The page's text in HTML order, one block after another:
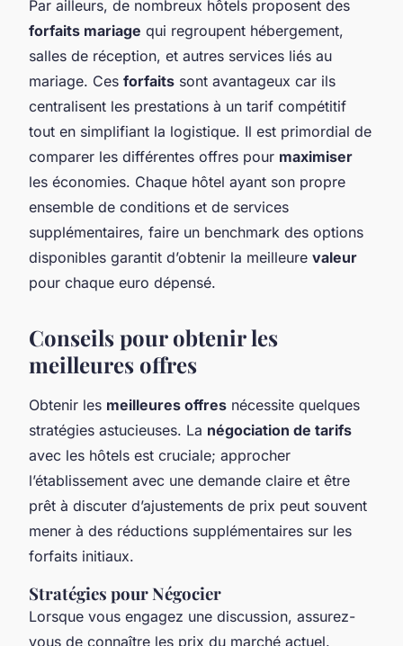
Par ailleurs, de nombreux hôtels proposent des
forfaits mariage qui regroupent hébergement,
salles de réception, et autres services liés au
mariage. Ces forfaits sont avantageux car ils
centralisent les prestations à un tarif compétitif
tout en simplifiant la logistique. Il est primordial de
comparer les différentes offres pour maximiser
les économies. Chaque hôtel ayant son propre
ensemble de conditions et de services
supplémentaires, faire un benchmark des options
disponibles garantit d’obtenir la meilleure valeur
pour chaque euro dépensé.
Conseils pour obtenir les
meilleures offres
Obtenir les meilleures offres nécessite quelques
stratégies astucieuses. La négociation de tarifs
avec les hôtels est cruciale; approcher
l’établissement avec une demande claire et être
prêt à discuter d’ajustements de prix peut souvent
mener à des réductions supplémentaires sur les
forfaits initiaux.
Stratégies pour Négocier
Lorsque vous engagez une discussion, assurez-
vous de connaître les prix du marché actuel.